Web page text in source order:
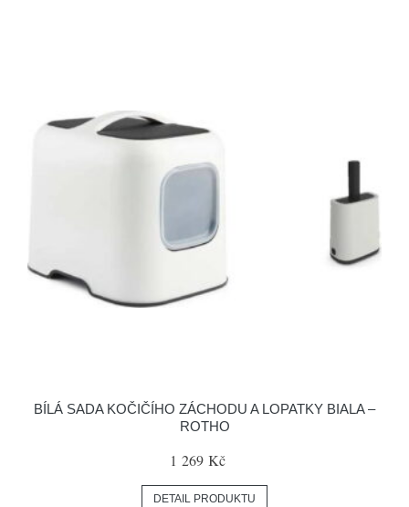
BÍLÁ SADA KOČIČÍHO ZÁCHODU A LOPATKY BIALA –
ROTHO
1 269 Kč
DETAIL PRODUKTU